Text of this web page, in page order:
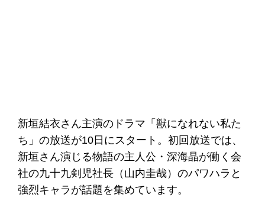
新垣結衣さん主演のドラマ「獣になれない私た
ち」の放送が10日にスタート。初回放送では、
新垣さん演じる物語の主人公・深海晶が働く会
社の九十九剣児社長（山内圭哉）のパワハラと
強烈キャラが話題を集めています。